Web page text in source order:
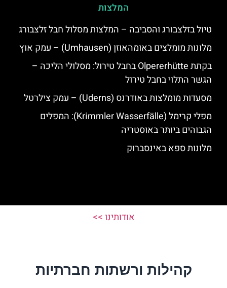
המלצות
טיול בזלצבורג והסביבה – המלצות מסלול חבל זלצבורג
מלונות מומלצים באומהאוזן (Umhausen) – עמק אוץ
בקתת Olpererhütte בחבל טירול: מסלולי הליכה –
הגשר התלוי בחבל טירול
מסעדות מומלצות באודרנס (Uderns) – עמק צילרטל
מפלי קרימל (Krimmler Wasserfälle): המפלים
הגבוהים ביותר באוסטריה
מלונות ספא באינסברוק
אודותינו >>
קהילות ורשתות חברתיות